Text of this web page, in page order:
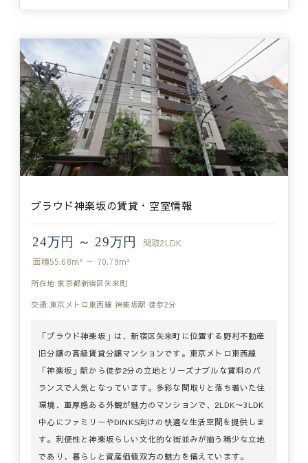
プラウド神楽坂の賃貸・空室情報
24万円 ～ 29万円 間取2LDK
面積55.68m² ～ 70.79m²
所在地:東京都新宿区矢来町
交通:東京メトロ東西線 神楽坂駅 徒歩2分
「プラウド神楽坂」は、新宿区矢来町に位置する野村不動産
旧分譲の高級賃貸分譲マンションです。東京メトロ東西線
「神楽坂」駅から徒歩2分の立地とリーズナブルな賃料のバ
ランスで人気となっています。多彩な間取りと落ち着いた住
環境、重厚感ある外観が魅力のマンションで、2LDK〜3LDK
中心にファミリーやDINKS向けの快適な生活空間を提供しま
す。利便性と神楽坂らしい文化的な街並みが揃う稀少な立地
であり、暮らしと資産価値双方の魅力を備えています。